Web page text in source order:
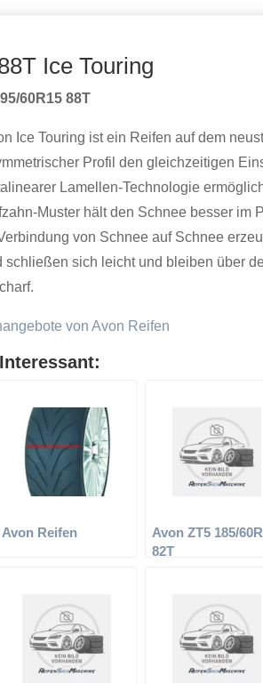
Ice Touring
60R15 88T
Ice Touring ist ein Reifen auf dem
Profil den gleichzeitigen
Lamellen-Technologie
Muster hält den Schnee besser im
von Schnee auf Schnee
schließen sich leicht und bleiben über
von Avon Reifen
Avon Reifen
Avon ZT5 185/
82T